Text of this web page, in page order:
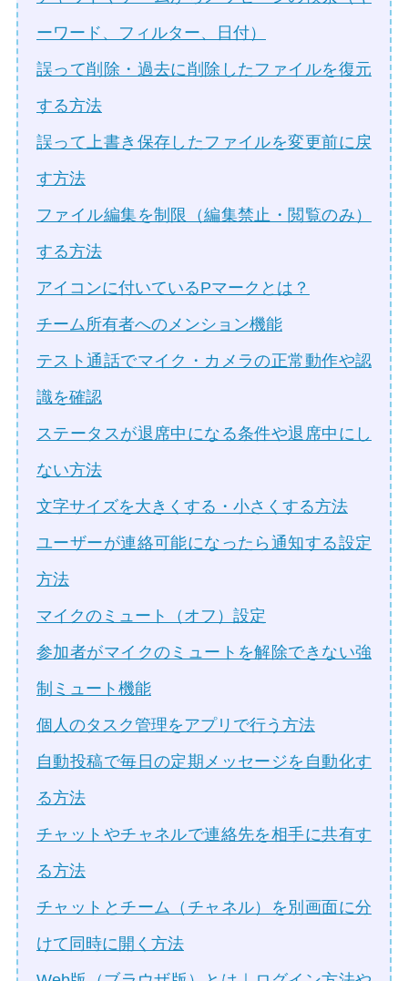
ーワード、フィルター、日付）
誤って削除・過去に削除したファイルを復元
する方法
誤って上書き保存したファイルを変更前に戻
す方法
ファイル編集を制限（編集禁止・閲覧のみ）
する方法
アイコンに付いているPマークとは？
チーム所有者へのメンション機能
テスト通話でマイク・カメラの正常動作や認
識を確認
ステータスが退席中になる条件や退席中にし
ない方法
文字サイズを大きくする・小さくする方法
ユーザーが連絡可能になったら通知する設定
方法
マイクのミュート（オフ）設定
参加者がマイクのミュートを解除できない強
制ミュート機能
個人のタスク管理をアプリで行う方法
自動投稿で毎日の定期メッセージを自動化す
る方法
チャットやチャネルで連絡先を相手に共有す
る方法
チャットとチーム（チャネル）を別画面に分
けて同時に開く方法